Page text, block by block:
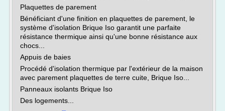
Plaquettes de parement
Bénéficiant d'une finition en plaquettes de parement, le
système d'isolation Brique Iso garantit une parfaite
résistance thermique ainsi qu'une bonne résistance aux
chocs...
Appuis de baies
Procédé d'isolation thermique par l'extérieur de la maison
avec parement plaquettes de terre cuite, Brique Iso...
Panneaux isolants Brique Iso
Des logements...